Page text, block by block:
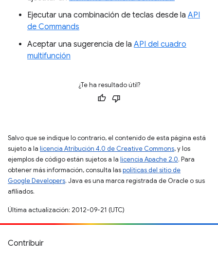
Ejecutar una combinación de teclas desde la API
de Commands
Aceptar una sugerencia de la API del cuadro
multifunción
¿Te ha resultado útil?
Salvo que se indique lo contrario, el contenido de esta página está
sujeto a la licencia Atribución 4.0 de Creative Commons, y los
ejemplos de código están sujetos a la licencia Apache 2.0. Para
obtener más información, consulta laspolíticas del sitio de
Google Developers. Java es una marca registrada de Oracle o sus
afiliados.
Última actualización: 2012-09-21 (UTC)
Contribuir